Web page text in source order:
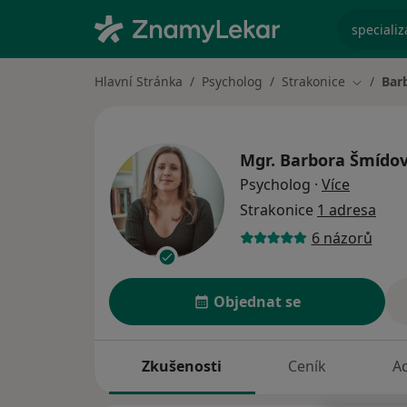
Hlavní Stránka Psycholog Strakonice Změna
Mgr. Barbora
Psycholog · Více
Strakonice 1 adresa
6 názorů
Objednat se
Zkušenosti Ceník